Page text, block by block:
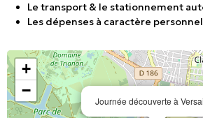
Le transport & le stationnement
Les dépenses à caractère personnel
Journée découverte à
+
−